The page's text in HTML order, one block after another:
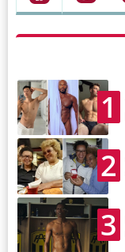
1
2
3